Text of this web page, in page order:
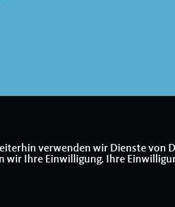
verwenden wir Dienste
Ihre Einwilligung. Ihre